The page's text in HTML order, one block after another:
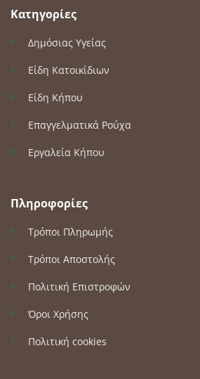
Κατηγορίες
Δημόσιας Υγείας
Είδη Κατοικίδιων
Είδη Κήπου
Επαγγελματικά Ρούχα
Εργαλεία Κήπου
Πληροφορίες
Τρόποι Πληρωμής
Τρόποι Αποστολής
Πολιτική Επιστροφών
Όροι Χρήσης
Πολιτική cookies